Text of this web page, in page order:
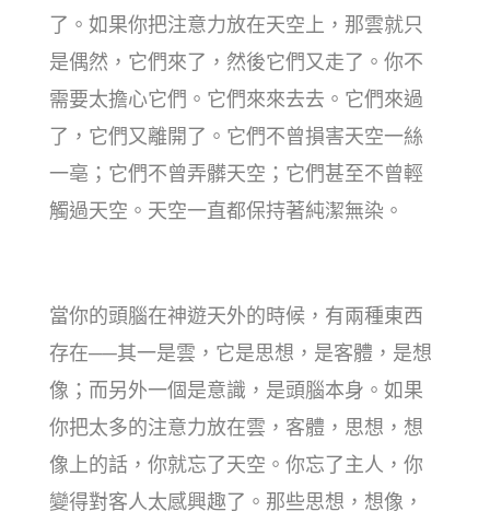
了。如果你把注意力放在天空上，那雲就只
是偶然，它們來了，然後它們又走了。你不
需要太擔心它們。它們來來去去。它們來過
了，它們又離開了。它們不曾損害天空一絲
一亳；它們不曾弄髒天空；它們甚至不曾輕
觸過天空。天空一直都保持著純潔無染。
當你的頭腦在神遊天外的時候，有兩種東西
存在──其一是雲，它是思想，是客體，是想
像；而另外一個是意識，是頭腦本身。如果
你把太多的注意力放在雲，客體，思想，想
像上的話，你就忘了天空。你忘了主人，你
變得對客人太感興趣了。那些思想，想像，